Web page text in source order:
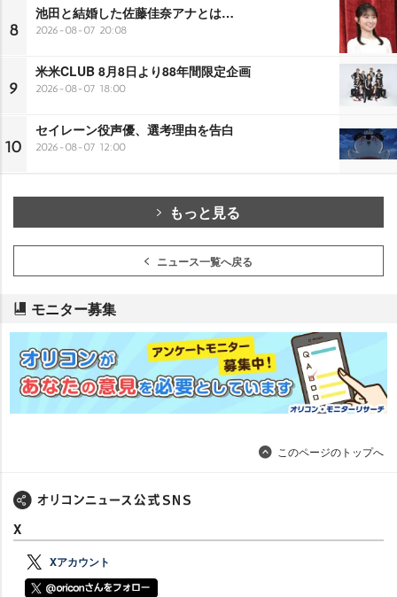
8
池田と結婚した佐藤佳奈アナとは…
2026-08-07 20:08
9
米米CLUB 8月8日より88年間限定企画
2026-08-07 18:00
10
セイレーン役声優、選考理由を告白
2026-08-07 12:00
もっと見る
ニュース一覧へ戻る
モニター募集
このページのトップへ
X
Xアカウント